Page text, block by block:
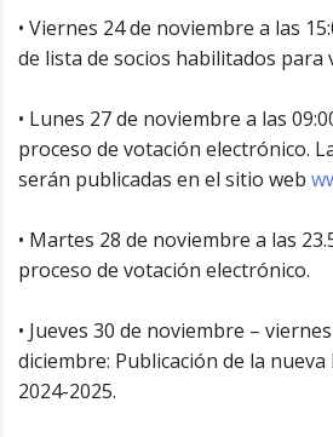
• Viernes 24 de noviembre a las
de lista de socios habilitados para
• Lunes 27 de noviembre a las
proceso de votación electrónico.
serán publicadas en el sitio web
• Martes 28 de noviembre a las
proceso de votación electrónico.
• Jueves 30 de noviembre –
diciembre: Publicación de la
2024-2025.